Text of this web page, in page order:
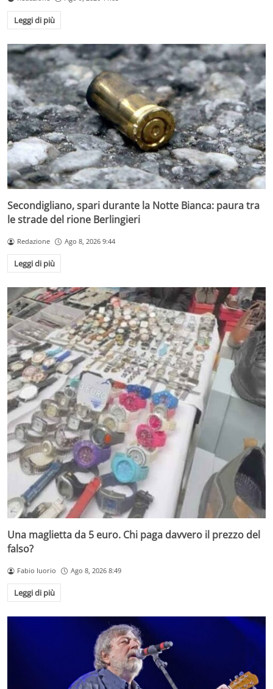
Leggi di più
Secondigliano, spari durante la Notte Bianca: paura tra
le strade del rione Berlingieri
Redazione Ago 8, 2026 9:44
Leggi di più
Una maglietta da 5 euro. Chi paga davvero il prezzo del
falso?
Fabio Iuorio Ago 8, 2026 8:49
Leggi di più